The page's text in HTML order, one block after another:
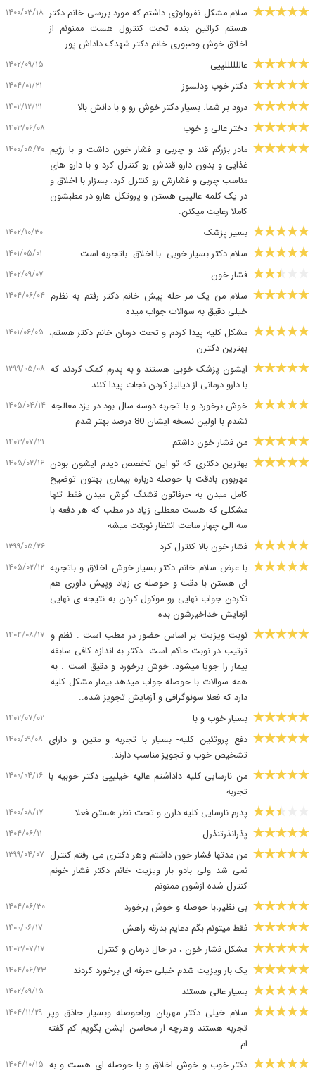
سلام مشکل نفرولوژی داشتم که مورد بررسی خانم دکتر
هستم کراتین بنده تحت کنترول هست ممنونم از
اخلاق خوش وصبوری خانم دکتر شهدک داداش پور
۱۴۰۰/۰۳/۱۸
عاللللللییی ۱۴۰۲/۰۹/۱۵
دکتر خوب ودلسوز ۱۴۰۴/۰۱/۲۱
درود بر شما. بسیار دکتر خوش رو و با دانش بالا ۱۴۰۲/۱۲/۲۱
دختر عالی و خوب ۱۴۰۳/۰۶/۰۸
مادر بزرگم قند و چربی و فشار خون داشت و با رژیم
غذایی و بدون دارو قندش رو کنترل کرد و با دارو های
مناسب چربی و فشارش رو کنترل کرد. بسزار با اخلاق و
در یک کلمه عالییی هستن و پروتکل هارو در مطبشون
کاملا رعایت میکنن.
۱۴۰۰/۰۵/۲۰
بسیر پزشک ۱۴۰۲/۱۰/۳۰
سلام دکتر بسیار خوبی .با اخلاق .باتجربه است ۱۴۰۱/۰۵/۰۱
فشار خون ۱۴۰۲/۰۹/۰۷
سلام من یک مر حله پیش خانم دکتر رفتم به نظرم
خیلی دقیق به سوالات جواب میده
۱۴۰۴/۰۶/۰۴
مشکل کلیه پیدا کردم و تحت درمان خانم دکتر هستم،
بهترین دکترن
۱۴۰۱/۰۶/۰۵
ایشون پزشک خوبی هستند و به پدرم کمک کردند که
با دارو درمانی از دیالیز کردن نجات پیدا کنند.
۱۳۹۹/۰۵/۰۸
خوش برخورد و با تجربه دوسه سال بود در یزد معالجه
نشدم با اولین نسخه ایشان 80 درصد بهتر شدم
۱۴۰۵/۰۴/۱۴
من فشار خون داشتم ۱۴۰۳/۰۷/۲۱
بهترین دکتری که تو این تخصص دیدم ایشون بودن
مهربون بادقت با حوصله درباره بیماری بهتون توضیح
کامل میدن به حرفاتون قشنگ گوش میدن فقط تنها
مشکلی که هست معطلی زیاد در مطب که هر دفعه با
سه الی چهار ساعت انتظار نوبتت میشه
۱۴۰۵/۰۲/۱۶
فشار خون بالا کنترل کرد ۱۳۹۹/۰۵/۲۶
با عرض سلام خانم دکتر بسیار خوش اخلاق و باتجربه
ای هستن با دقت و حوصله ی زیاد وپیش داوری هم
نکردن جواب نهایی رو موکول کردن به نتیجه ی نهایی
ازمایش خداخیرشون بده
۱۴۰۵/۰۲/۱۲
نوبت ویزیت بر اساس حضور در مطب است . نظم و
ترتیب در نوبت حاکم است. دکتر به اندازه کافی سابقه
بیمار را جویا میشود. خوش برخورد و دقیق است . به
همه سوالات با حوصله جواب میدهد.بیمار مشکل کلیه
دارد که فعلا سونوگرافی و آزمایش تجویز شده..
۱۴۰۴/۰۸/۱۷
بسیار خوب و با ۱۴۰۲/۰۷/۰۲
دفع پروتئین کلیه- بسیار با تجربه و متین و دارای
تشخیص خوب و تجویز مناسب دارند.
۱۴۰۰/۰۹/۰۸
من نارسایی کلیه داداشتم عالیه خیلییی دکتر خوبیه با
تجربه
۱۴۰۰/۰۴/۱۶
پدرم نارسایی کلیه دارن و تحت نظر هستن فعلا ۱۴۰۰/۰۸/۱۷
پذرانذرتنذرل ۱۴۰۴/۰۶/۱۱
من مدتها فشار خون داشتم وهر دکتری می رفتم کنترل
نمی شد ولی بادو بار ویزیت خانم دکتر فشار خونم
کنترل شده ازشون ممنونم
۱۳۹۹/۰۴/۰۷
بی نظیر،با حوصله و خوش برخورد ۱۴۰۴/۰۶/۳۰
فقط میتونم بگم دعایم بدرقه راهش ۱۴۰۰/۰۶/۱۷
مشکل فشار خون ، در حال درمان و کنترل ۱۴۰۳/۰۷/۱۷
یک بار ویزیت شدم خیلی حرفه ای برخورد کردند ۱۴۰۴/۰۶/۲۳
بسیار عالی هستند ۱۴۰۲/۰۹/۱۵
سلام خیلی دکتر مهربان وباحوصله وبسیار حاذق وپر
تجربه هستند وهرچه ار محاسن ایشن بگویم کم گفته
ام
۱۴۰۴/۱۱/۲۹
دکتر خوب و خوش اخلاق و با حوصله ای هست و به ۱۴۰۴/۱۰/۱۵